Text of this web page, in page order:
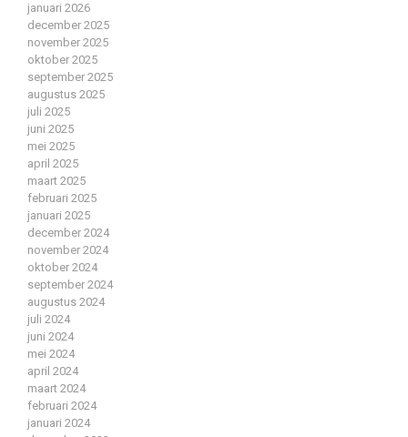
januari 2026
december 2025
november 2025
oktober 2025
september 2025
augustus 2025
juli 2025
juni 2025
mei 2025
april 2025
maart 2025
februari 2025
januari 2025
december 2024
november 2024
oktober 2024
september 2024
augustus 2024
juli 2024
juni 2024
mei 2024
april 2024
maart 2024
februari 2024
januari 2024